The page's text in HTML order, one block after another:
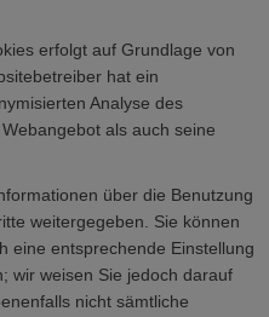
erfolgt auf Grundlage von
hat ein
Analyse des
als auch seine
über die Benutzung
weitergegeben. Sie können
eine entsprechende Einstellung
wir weisen Sie jedoch darauf
nicht sämtliche